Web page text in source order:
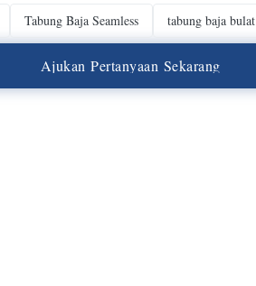
Tabung Baja Seamless tabung baja bulat
Ajukan Pertanyaan Sekarang